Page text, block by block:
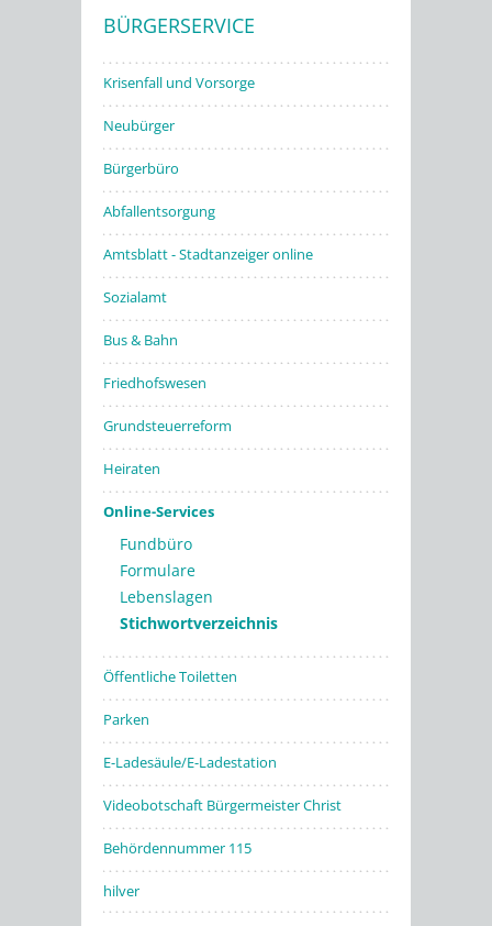
BÜRGERSERVICE
Krisenfall und Vorsorge
Neubürger
Bürgerbüro
Abfallentsorgung
Amtsblatt - Stadtanzeiger online
Sozialamt
Bus & Bahn
Friedhofswesen
Grundsteuerreform
Heiraten
Online-Services
Fundbüro
Formulare
Lebenslagen
Stichwortverzeichnis
Öffentliche Toiletten
Parken
E-Ladesäule/E-Ladestation
Videobotschaft Bürgermeister Christ
Behördennummer 115
hilver